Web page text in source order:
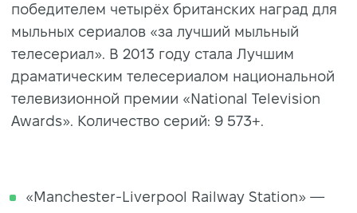
победителем четырёх британских наград для
мыльных сериалов «за лучший мыльный
телесериал». В 2013 году стала Лучшим
драматическим телесериалом национальной
телевизионной премии «National Television
Awards». Количество серий: 9 573+.
«Manchester-Liverpool Railway Station» —